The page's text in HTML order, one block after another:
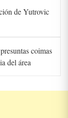
de Yutrovic
coimas
del área